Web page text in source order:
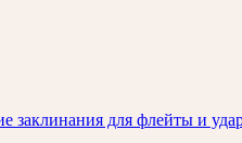
заклинания для флейты и